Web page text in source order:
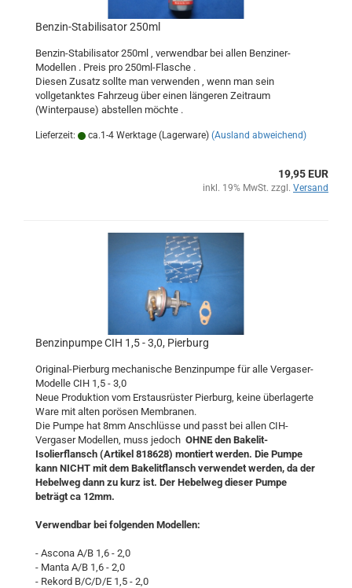
Benzin-Stabilisator 250ml
Benzin-Stabilisator 250ml , verwendbar bei allen Benziner-
Modellen . Preis pro 250ml-Flasche .
Diesen Zusatz sollte man verwenden , wenn man sein
vollgetanktes Fahrzeug über einen längeren Zeitraum
(Winterpause) abstellen möchte .
Lieferzeit: ca.1-4 Werktage (Lagerware) (Ausland abweichend)
19,95 EUR
inkl. 19% MwSt. zzgl. Versand
Benzinpumpe CIH 1,5 - 3,0, Pierburg
Original-Pierburg mechanische Benzinpumpe für alle Vergaser-
Modelle CIH 1,5 - 3,0
Neue Produktion vom Erstausrüster Pierburg, keine überlagerte
Ware mit alten porösen Membranen.
Die Pumpe hat 8mm Anschlüsse und passt bei allen CIH-
Vergaser Modellen, muss jedoch OHNE den Bakelit-
Isolierflansch (Artikel 818628) montiert werden. Die Pumpe
kann NICHT mit dem Bakelitflansch verwendet werden, da der
Hebelweg dann zu kurz ist. Der Hebelweg dieser Pumpe
beträgt ca 12mm.
Verwendbar bei folgenden Modellen:
- Ascona A/B 1,6 - 2,0
- Manta A/B 1,6 - 2,0
- Rekord B/C/D/E 1,5 - 2,0